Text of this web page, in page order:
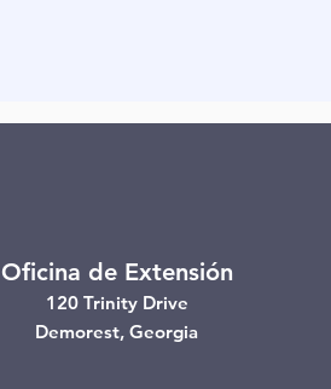
Oficina de Extensión
120 Trinity Drive
Demorest, Georgia